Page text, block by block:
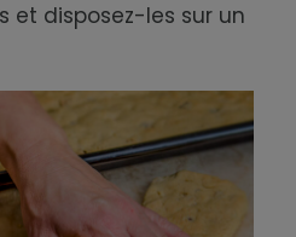
et disposez-les sur un